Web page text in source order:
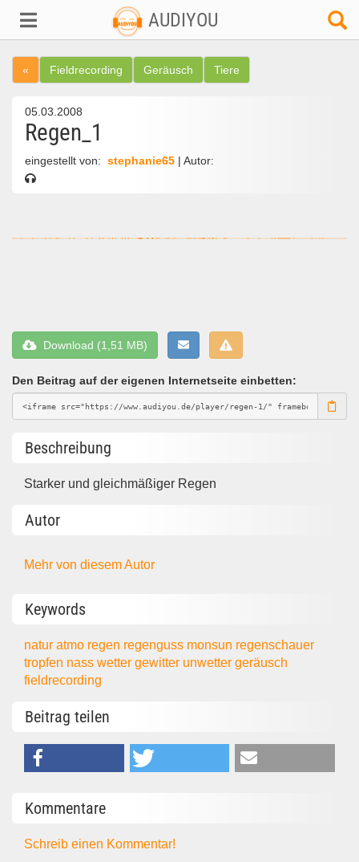
AUDIYOU
« Fieldrecording Geräusch Tiere
05.03.2008
Regen_1
eingestellt von: stephanie65 | Autor:
Download (1,51 MB)
Den Beitrag auf der eigenen Internetseite einbetten:
Beschreibung
Starker und gleichmäßiger Regen
Autor
Mehr von diesem Autor
Keywords
naturatmo regen regenguss monsun regenschauer
tropfen nasswettergewitter unwettergeräusch
fieldrecording
Beitrag teilen
Kommentare
Schreib einen Kommentar!